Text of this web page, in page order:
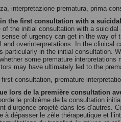
interpretazione prematura, prima
the first consultation with a
the initial consultation with a
of urgency can get in the way
overinterpretations. In the clinical
particularly in the initial consultation.
some premature
may have ultimately led to the
consultation, premature
lors de la première consultation
le problème de la consultation
d’urgence projeté dans les d’autres.
à dépasser le zèle thérapeutique et